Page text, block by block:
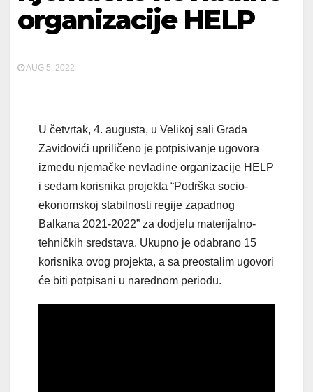
organizacije HELP
AUG 5, 2022
U četvrtak, 4. augusta, u Velikoj sali Grada
Zavidovići upriličeno je potpisivanje ugovora
između njemačke nevladine organizacije HELP
i sedam korisnika projekta “Podrška socio-
ekonomskoj stabilnosti regije zapadnog
Balkana 2021-2022” za dodjelu materijalno-
tehničkih sredstava. Ukupno je odabrano 15
korisnika ovog projekta, a sa preostalim ugovori
će biti potpisani u narednom periodu.